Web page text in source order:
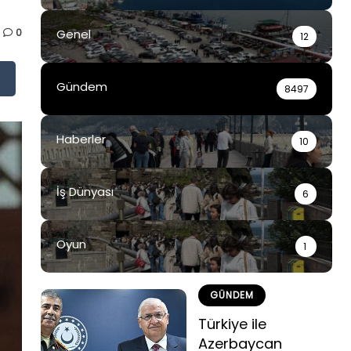
0 Genel 12
Gündem 8497
Haberler 10
İş Dünyası 6
Oyun 1
GÜNDEM
Türkiye ile
Azerbaycan